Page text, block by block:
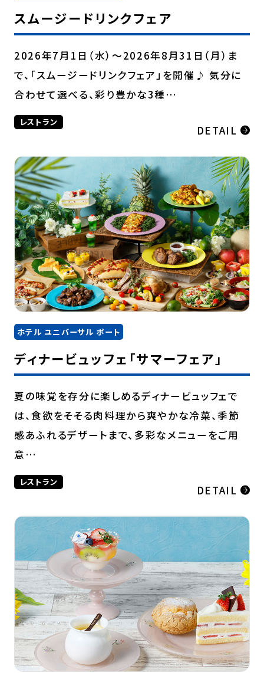
スムージードリンクフェア
2026年7月1日（水）～2026年8月31日（月）ま
で、「スムージードリンクフェア」を開催♪ 気分に
合わせて選べる、彩り豊かな3種…
レストラン
DETAIL
ホテル ユニバーサル ポート
ディナービュッフェ「サマーフェア」
夏の味覚を存分に楽しめるディナービュッフェで
は、食欲をそそる肉料理から爽やかな冷菜、季節
感あふれるデザートまで、多彩なメニューをご用
意…
レストラン
DETAIL